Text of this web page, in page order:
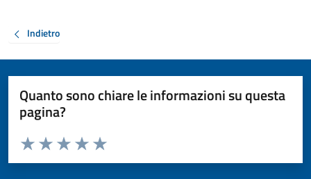
Indietro
Quanto sono chiare le informazioni su questa
pagina?
Valuta da 1 a 5 stelle la pagina
Valuta 5 stelle su 5
Valuta 4 stelle su 5
Valuta 3 stelle su 5
Valuta 2 stelle su 5
Valuta 1 stelle su 5